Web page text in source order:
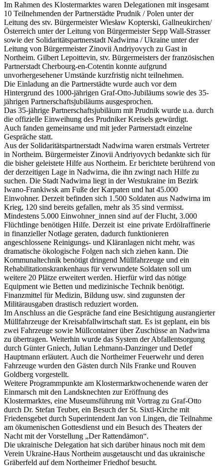
Im Rahmen des Klostermarktes waren Delegationen mit insgesamt
10 Teilnehmenden der Partnerstädte Prudnik / Polen unter der
Leitung des stv. Bürgermeister Wiesław Kopterski, Gallneukirchen/
Österreich unter der Leitung von Bürgermeister Sepp Wall-Strasser
sowie der Solidaritätspartnerstadt Nadwirna / Ukraine unter der
Leitung von Bürgermeister Zinovii Andriyovych zu Gast in
Northeim. Gilbert Lepoittevin, stv. Bürgermeisters der französischen
Partnerstadt Cherbourg-en-Cotentin konnte aufgrund
unvorhergesehener Umstände kurzfristig nicht teilnehmen.
Die Einladung an die Partnerstädte wurde auch vor dem
Hintergrund des 1000-jährigen Graf-Otto-Jubiläums sowie des 35-
jährigen Partnerschaftsjubiläums ausgesprochen.
Das 35-jährige Partnerschaftsjubiläum mit Prudnik wurde u.a. durch
die offizielle Einweihung des Prudniker Kreisels gewürdigt.
Auch fanden gemeinsame und mit jeder Partnerstadt einzelne
Gespräche statt.
Aus der Solidaritätspartnerstadt Nadwirna waren erstmals Vertreter
in Northeim. Bürgermeister Zinovii Andriyovych bedankte sich für
die bisher geleistete Hilfe aus Northeim. Er berichtete berührend von
der derzeitigen Lage in Nadwirna, die ihn zwingt nach Hilfe zu
suchen. Die Stadt Nadwirna liegt in der Westukraine im Bezirk
Iwano-Frankiwsk am Fuße der Karpaten und hat 45.000
Einwohner. Derzeit befinden sich 1.500 Soldaten aus Nadwirna im
Krieg, 120 sind bereits gefallen, mehr als 35 sind vermisst.
Mindestens 5.000 Einwohner_innen sind auf der Flucht, 3.000
Flüchtlinge benötigen Hilfe. Derzeit ist eine private Erdölraffinerie
in finanzieller Notlage geraten, dadurch funktionieren
angeschlossene Reinigungs- und Kläranlagen nicht mehr, was
dramatische ökologische Folgen nach sich ziehen kann. Die
Kommunaltechnik benötigt dringend Müllfahrzeuge und ein
Rehabilitationskrankenhaus für verwundete Soldaten soll um
weitere 20 Plätze erweitert werden. Hierfür wird das nötige
Equipment wie Betten und medizinische Technik benötigt.
Finanzmittel für Medizin, Bildung usw. sind zugunsten der
Militärausgaben drastisch reduziert worden.
Im Anschluss an die Gespräche fand eine Besichtigung ausrangierter
Müllfahrzeuge der Kreisabfallwirtschaft statt. Es ist geplant, ein bis
zwei Fahrzeuge sowie Müllcontainer über Zuschüsse an Nadwirna
zu übertragen. Weiterhin wurde das System der Abfallentsorgung
durch Günter Gniech, Julian Lehmann-Danzinger und Detlef
Hauptmann erläutert. Auch die Northeimer Feuerwehr und deren
Fahrzeuge wurden den Gästen durch Nils Franke und Rouven
Goldberg vorgestellt.
Weitere Programmpunkte am Klostermarktwochenende waren der
Einmarsch mit den Landsknechten zur Eröffnung des
Klostermarktes, eine Museumsführung mit Vortrag zu Graf-Otto
durch Dr. Stefan Teuber, ein Besuch der St. Sixti-Kirche mit
Friedensgebet durch Superintendent Jan von Lingen, die Teilnahme
am ökumenischen Gottesdienst und ein Besuch des Theaters der
Nacht mit der Vorstellung „Der Rattendämon“.
Die ukrainische Delegation hat sich darüber hinaus noch mit dem
Verein Ukraine-Haus Northeim ausgetauscht und das ukrainische
Gräberfeld auf dem Northeimer Friedhof besucht.